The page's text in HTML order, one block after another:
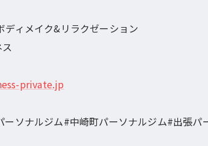
ディメイク&リラクゼーション
private.jp
ーソナルジム#中崎町パーソナルジム#出張